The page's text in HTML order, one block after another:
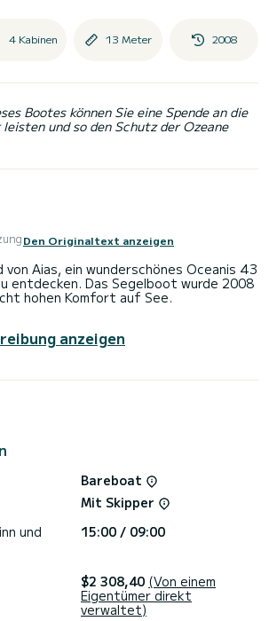
4 Kabinen 13 Meter 2008
Bootes können Sie eine Spende an die
und so den Schutz der Ozeane
Den Originaltext anzeigen
von Aias, ein wunderschönes Oceanis 43
hohen Komfort auf See.
Länge verbringen? Sie können mit
Bord kommen und die 4 komfortablen
Autopilot, Außenbordmotor,
des Bootes oder den
Schicken Sie uns einfach eine
unsere Mitarbeiter beantworten
anzeigen
Bareboat
Mit Skipper
und
15:00 / 09:00
$2 308,40 (Von einem
Eigentümer direkt
verwaltet)